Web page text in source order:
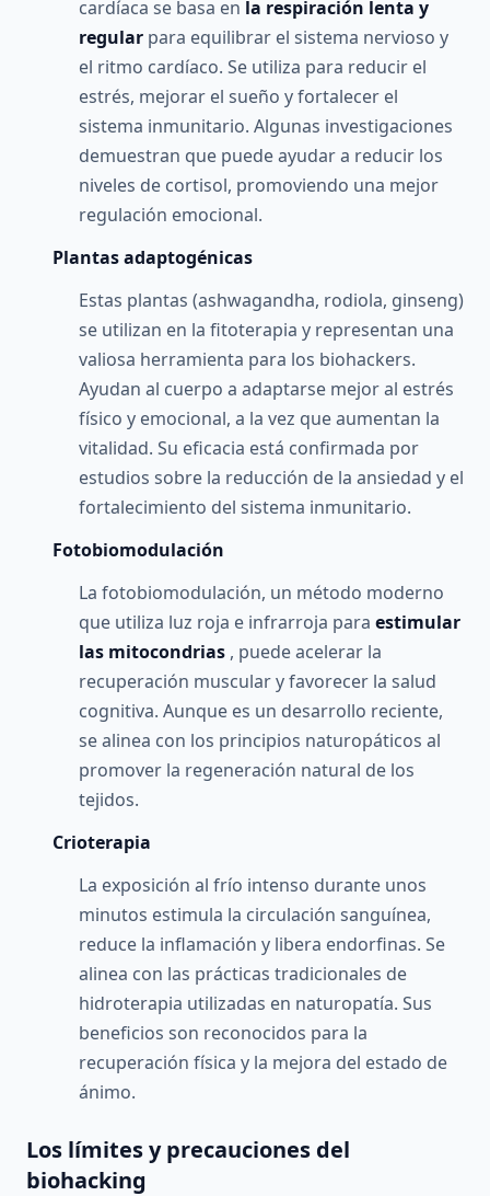
cardíaca se basa en la respiración lenta y
regular para equilibrar el sistema nervioso y
el ritmo cardíaco. Se utiliza para reducir el
estrés, mejorar el sueño y fortalecer el
sistema inmunitario. Algunas investigaciones
demuestran que puede ayudar a reducir los
niveles de cortisol, promoviendo una mejor
regulación emocional.
Plantas adaptogénicas
Estas plantas (ashwagandha, rodiola, ginseng)
se utilizan en la fitoterapia y representan una
valiosa herramienta para los biohackers.
Ayudan al cuerpo a adaptarse mejor al estrés
físico y emocional, a la vez que aumentan la
vitalidad. Su eficacia está confirmada por
estudios sobre la reducción de la ansiedad y el
fortalecimiento del sistema inmunitario.
Fotobiomodulación
La fotobiomodulación, un método moderno
que utiliza luz roja e infrarroja para estimular
las mitocondrias , puede acelerar la
recuperación muscular y favorecer la salud
cognitiva. Aunque es un desarrollo reciente,
se alinea con los principios naturopáticos al
promover la regeneración natural de los
tejidos.
Crioterapia
La exposición al frío intenso durante unos
minutos estimula la circulación sanguínea,
reduce la inflamación y libera endorfinas. Se
alinea con las prácticas tradicionales de
hidroterapia utilizadas en naturopatía. Sus
beneficios son reconocidos para la
recuperación física y la mejora del estado de
ánimo.
Los límites y precauciones del
biohacking